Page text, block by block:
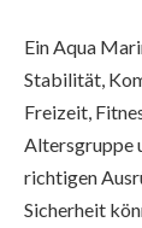
Ein Aqua
Stabilität,
Freizeit,
Altersgruppe
richtigen
Sicherheit